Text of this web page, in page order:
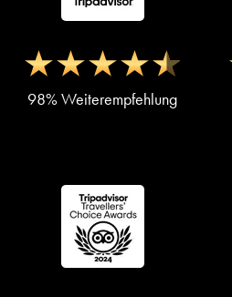
98% Weiterempfehlung